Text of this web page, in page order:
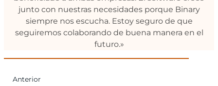
junto con nuestras necesidades porque Binary
siempre nos escucha. Estoy seguro de que
seguiremos colaborando de buena manera en el
futuro.»
Anterior